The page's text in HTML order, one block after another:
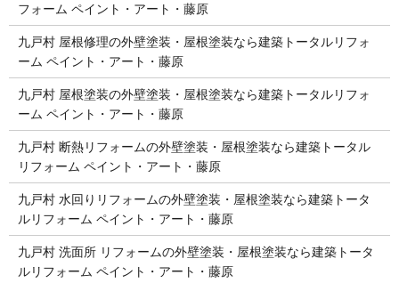
フォーム ペイント・アート・藤原
九戸村 屋根修理の外壁塗装・屋根塗装なら建築トータルリフォ
ーム ペイント・アート・藤原
九戸村 屋根塗装の外壁塗装・屋根塗装なら建築トータルリフォ
ーム ペイント・アート・藤原
九戸村 断熱リフォームの外壁塗装・屋根塗装なら建築トータル
リフォーム ペイント・アート・藤原
九戸村 水回りリフォームの外壁塗装・屋根塗装なら建築トータ
ルリフォーム ペイント・アート・藤原
九戸村 洗面所 リフォームの外壁塗装・屋根塗装なら建築トータ
ルリフォーム ペイント・アート・藤原